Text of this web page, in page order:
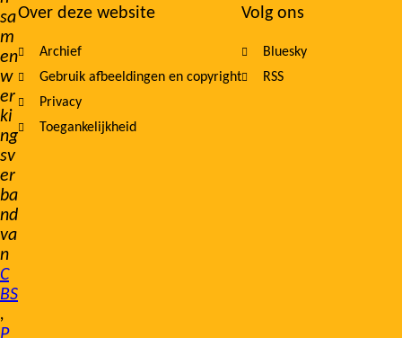
sa
m
en
w
er
ki
ng
sv
er
ba
nd
va
n
C
BS
,
Over deze website
Archief
Gebruik afbeeldingen en copyright
Privacy
Toegankelijkheid
Volg ons
Bluesky
RSS